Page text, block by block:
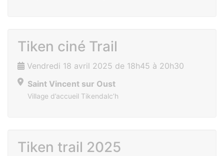
Tiken ciné Trail
Vendredi 18 avril 2025 de 18h45 à 20h30
Saint Vincent sur Oust
Village d’accueil Tikendalc’h
Tiken trail 2025